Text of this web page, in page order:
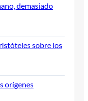
demasiado
sobre los
orígenes